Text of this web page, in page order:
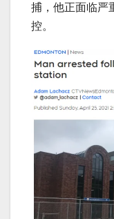
捕，他正面临严
控。